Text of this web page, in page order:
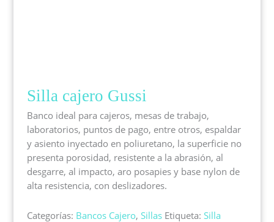
Silla cajero Gussi
Banco ideal para cajeros, mesas de trabajo,
laboratorios, puntos de pago, entre otros, espaldar
y asiento inyectado en poliuretano, la superficie no
presenta porosidad, resistente a la abrasión, al
desgarre, al impacto, aro posapies y base nylon de
alta resistencia, con deslizadores.
Categorías: Bancos Cajero,Sillas Etiqueta:Silla